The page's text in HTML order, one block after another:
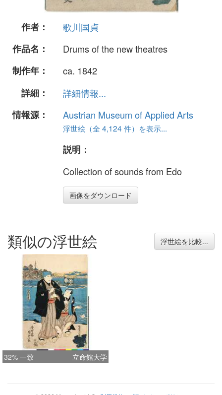
作者：
歌川国貞
作品名：
Drums of the new theatres
制作年：
ca. 1842
詳細：
詳細情報...
情報源：
Austrian Museum of Applied Arts
浮世絵（全 4,124 件）を表示...
説明：
Collection of sounds from Edo
画像をダウンロード
類似の浮世絵 浮世絵を比較...
32% 一致 立命館大学